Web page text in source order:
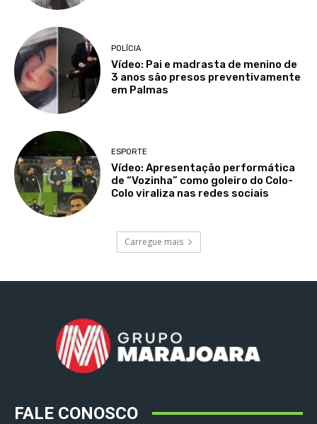
POLÍCIA
Vídeo: Pai e madrasta de menino de
3 anos são presos preventivamente
em Palmas
ESPORTE
Vídeo: Apresentação performática
de “Vozinha” como goleiro do Colo-
Colo viraliza nas redes sociais
Carregue mais
FALE CONOSCO